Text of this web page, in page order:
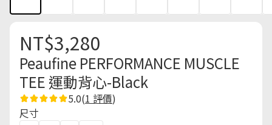
NT$3,280
Peaufine PERFORMANCE MUSCLE
TEE 運動背心-Black
5.0(1 評價)
尺寸